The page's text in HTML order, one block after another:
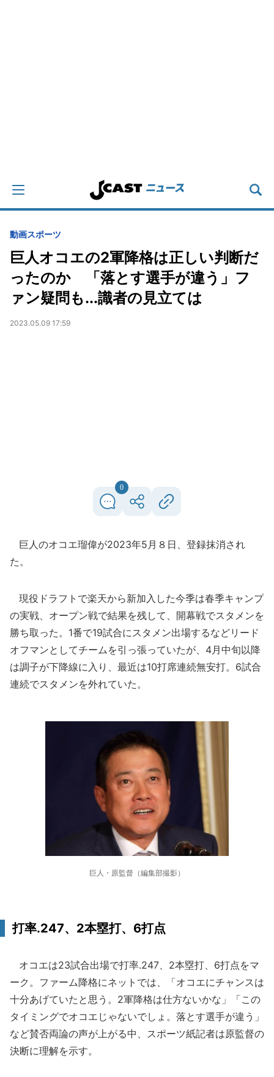
動画スポーツ
巨人オコエの2軍降格は正しい判断だ
ったのか 「落とす選手が違う」フ
ァン疑問も...識者の見立ては
2023.05.09 17:59
0
巨人のオコエ瑠偉が2023年5月８日、登録抹消され
た。
現役ドラフトで楽天から新加入した今季は春季キャンプ
の実戦、オープン戦で結果を残して、開幕戦でスタメンを
勝ち取った。1番で19試合にスタメン出場するなどリード
オフマンとしてチームを引っ張っていたが、4月中旬以降
は調子が下降線に入り、最近は10打席連続無安打。6試合
連続でスタメンを外れていた。
巨人・原監督（編集部撮影）
打率.247、2本塁打、6打点
オコエは23試合出場で打率.247、2本塁打、6打点をマ
ーク。ファーム降格にネットでは、「オコエにチャンスは
十分あげていたと思う。2軍降格は仕方ないかな」「この
タイミングでオコエじゃないでしょ。落とす選手が違う」
など賛否両論の声が上がる中、スポーツ紙記者は原監督の
決断に理解を示す。